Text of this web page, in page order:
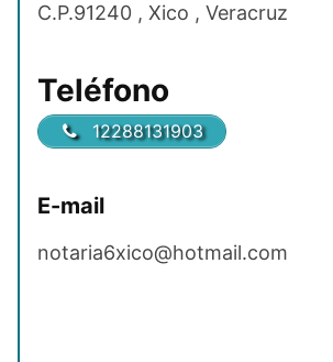
C.P.91240 , Xico , Veracruz
Teléfono
12288131903
E-mail
notaria6xico@hotmail.com